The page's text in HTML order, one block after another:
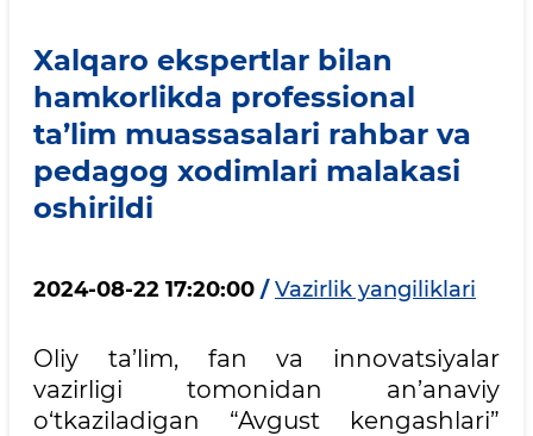
Xalqaro ekspertlar bilan
hamkorlikda professional
ta’lim muassasalari rahbar va
pedagog xodimlari malakasi
oshirildi
2024-08-22 17:20:00 / Vazirlik yangiliklari
Oliy ta’lim, fan va innovatsiyalar
vazirligi tomonidan an’anaviy
o‘tkaziladigan “Avgust kengashlari”